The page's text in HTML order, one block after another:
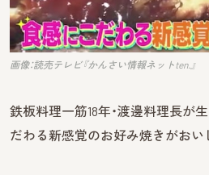
画像：読売テレビ『かんさい情報ネットten.』
鉄板料理一筋18年・渡邊料理長が
だわる新感覚のお好み焼きがおい